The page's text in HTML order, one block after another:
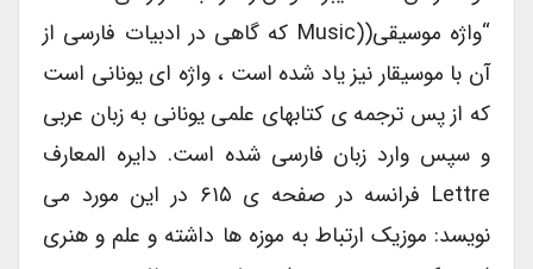
“واژه موسیقی((Music که گاهی در ادبیات فارسی از
آن با موسیقار نیز یاد شده است ، واژه ای یونانی است
که از پس ترجمه ی کتابهای علمی یونانی به زبان عربی
و سپس وارد زبان فارسی شده است. دایره المعارف
Lettre فرانسه در صفحه ی ۶۱۵ در این مورد می
نویسد: موزیک ارتباط به موزه ها داشته و علم و هنری